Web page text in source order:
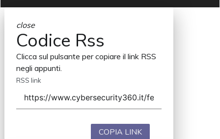
close
Codice Rss
Clicca sul pulsante per copiare il link RSS
negli appunti.
RSS link
COPIA LINK